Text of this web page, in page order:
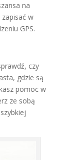
na
w
GPS.
czy
gdzie są
pomoc w
ze sobą